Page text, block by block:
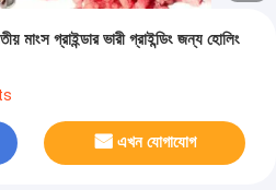
মাংস গ্রাইন্ডার ভারী গ্রাইন্ডিং জন্য হোলিং
এখন যোগাযোগ